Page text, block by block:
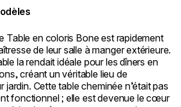
Table en coloris Bone est rapidement
de leur salle à manger extérieure.
la rendait idéale pour les dîners en
créant un véritable lieu de
jardin. Cette table cheminée n’était pas
fonctionnel ; elle est devenue le cœur